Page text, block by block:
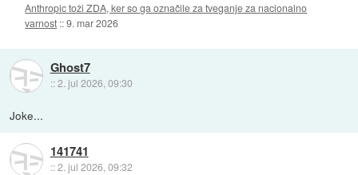
Anthropic toži ZDA, ker so ga označile za tveganje za nacionalno
varnost ::9. mar 2026
Ghost7
::2. jul 2026, 09:30
Joke...
141741
::2. jul 2026, 09:32